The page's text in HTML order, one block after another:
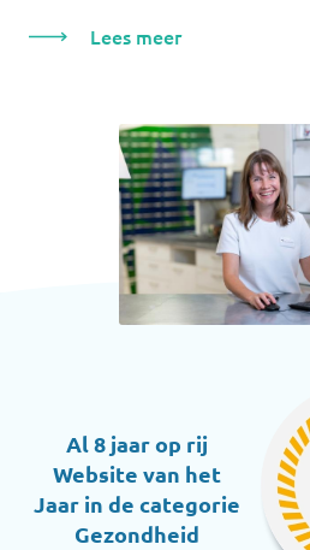
Lees meer
Al 8 jaar op rij
Website van het
Jaar in de categorie
Gezondheid